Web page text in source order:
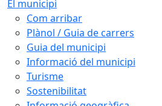
El municipi
Com arribar
Plànol / Guia de carrers
Guia del municipi
Informació del municipi
Turisme
Sostenibilitat